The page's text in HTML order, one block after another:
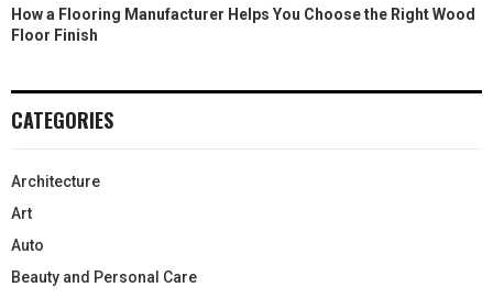
How a Flooring Manufacturer Helps You Choose the Right Wood
Floor Finish
CATEGORIES
Architecture
Art
Auto
Beauty and Personal Care